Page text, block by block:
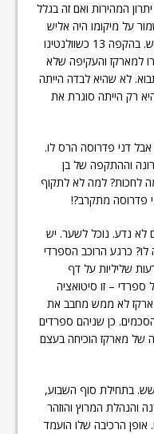
המהירות ואם זה בגלל
על מיקומו היה אליש
אספרגארו שניצל את הקו שנפתח מחדש. בהקפה 13 כשוולנטינו
למארקז והעקיפה שלא
לא שהיא לבדה הייתה
רק הייתה סוגרת את
דני פדרוסה הרס לו.
6 בהקפה האחרונה וההתקפה של בן
לחכות? למה לא לתקוף
פדרוסה מתקרב?!
לא נדע. נוכל לשער. יש
לו? כרגע הרוכב הספרדי
שליליות על דף
ספרדי – זו סיטואציה
לא ממש מחבב את
כן שניהם ספרדים
של מארקז הוכיחה בעצם
בתחילת סוף השבוע,
והנהלת המרוץ והוזהר
הרכיבה שלו הועמד